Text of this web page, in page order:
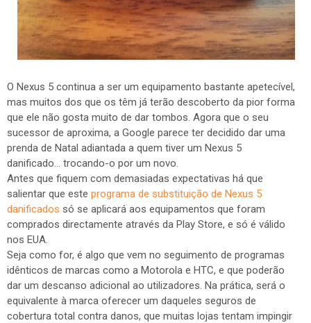
O Nexus 5 continua a ser um equipamento bastante apetecível,
mas muitos dos que os têm já terão descoberto da pior forma
que ele não gosta muito de dar tombos. Agora que o seu
sucessor de aproxima, a Google parece ter decidido dar uma
prenda de Natal adiantada a quem tiver um Nexus 5
danificado... trocando-o por um novo.
Antes que fiquem com demasiadas expectativas há que
salientar que este programa de substituição de Nexus 5
danificados só se aplicará aos equipamentos que foram
comprados directamente através da Play Store, e só é válido
nos EUA.
Seja como for, é algo que vem no seguimento de programas
idênticos de marcas como a Motorola e HTC, e que poderão
dar um descanso adicional ao utilizadores. Na prática, será o
equivalente à marca oferecer um daqueles seguros de
cobertura total contra danos, que muitas lojas tentam impingir